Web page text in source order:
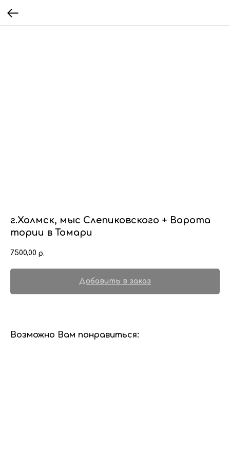
г.Холмск, мыс Слепиковского + Ворота
тории в Томари
7500,00 р.
Добавить в заказ
Возможно Вам понравиться: